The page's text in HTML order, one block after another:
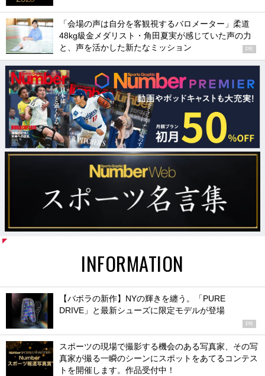
「会場の声は自分を客観視するバロメーター」柔道
48kg級金メダリスト・角田夏実が感じていた声の力
と、声を活かした新たなミッション
PR
INFORMATION
【バボラの新作】NYの輝きを纏う。「PURE
DRIVE」と最新シューズに限定モデルが登場
PR
スポーツの現場で撮影する機会のある写真家、その写
真家が撮る一瞬のシーンにスポットをあてるコンテス
トを開催します。作品受付中！